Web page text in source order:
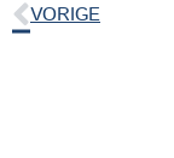
VORIGE